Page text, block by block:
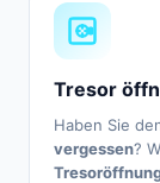
Tresor
Haben Sie
vergessen?